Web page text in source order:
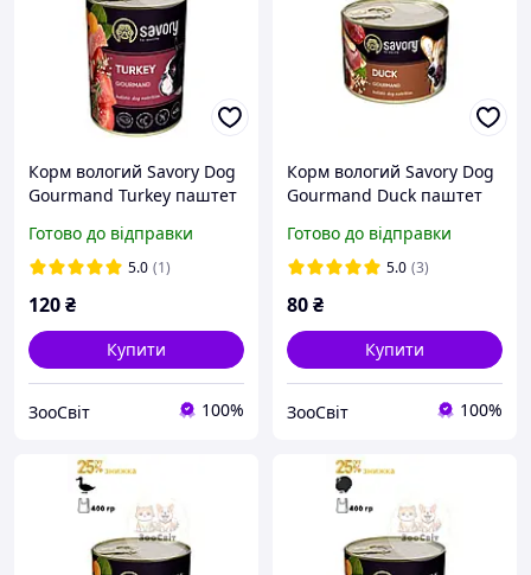
Корм вологий Savory Dog
Gourmand Turkey паштет
порід з індичкою 400 г
Готово до відправки
5.0 (1)
120₴
Купити
ЗооСвіт 100%
Корм вологий Savory Dog
Gourmand Duck паштет
порід з качкою 200 г
Готово до відправки
5.0 (3)
80₴
Купити
ЗооСвіт 100%